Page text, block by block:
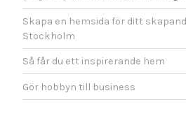
Skapa en hemsida för ditt
Stockholm
Så får du ett inspirerande hem
Gör hobbyn till business